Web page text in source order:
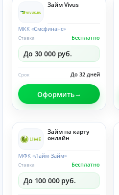
Займ Vivus
МКК «Смсфинанс»
Бесплатно
Ставка
До 30 000 руб.
До 32 дней
Срок
Оформить
Займ на карту
онлайн
МФК «Лайм-Займ»
Бесплатно
Ставка
До 100 000 руб.